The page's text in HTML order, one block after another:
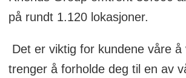
på rundt 1.120 lokasjoner.
Det er viktig for kundene våre å
trenger å forholde deg til en av